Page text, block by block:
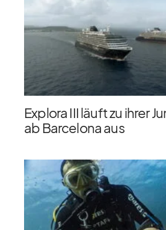
Explora III läuft zu ihrer
ab Barcelona aus